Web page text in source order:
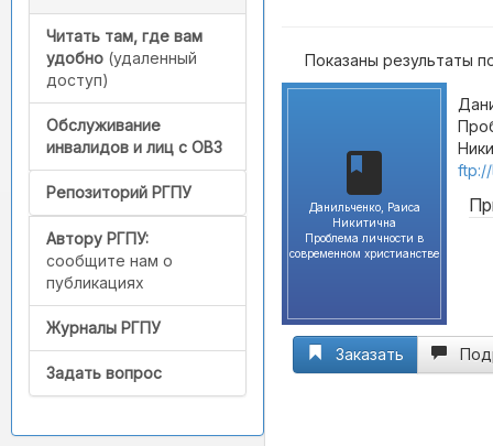
Читать там, где вам
удобно (удаленный
доступ)
Обслуживание
инвалидов и лиц с ОВЗ
Репозиторий РГПУ
Автору РГПУ:
сообщите нам о
публикациях
Журналы РГПУ
Задать вопрос
Показаны результаты
Данильченко, Раиса
Никитична
Проблема личности в
современном христианстве
Заказать